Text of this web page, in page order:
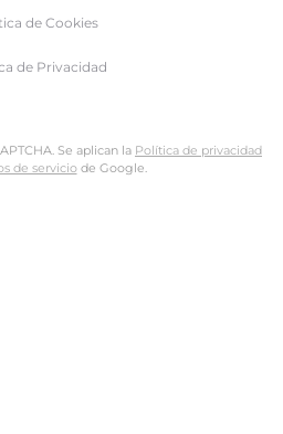
de Cookies
de Privacidad
Se aplican la Política de privacidad
de serviciode Google.